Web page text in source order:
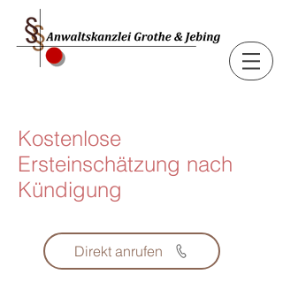
Kostenlose
Ersteinschätzung nach
Kündigung
Direkt anrufen